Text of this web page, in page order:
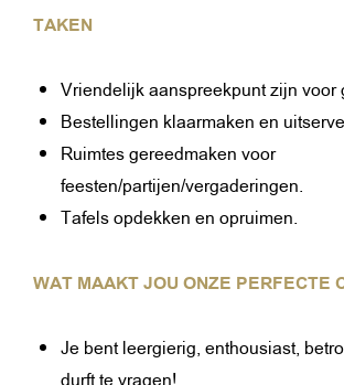
TAKEN
Vriendelijk aanspreekpunt zijn voor
Bestellingen klaarmaken en
Ruimtes gereedmaken voor
feesten/partijen/vergaderingen.
Tafels opdekken en opruimen.
WAT MAAKT JOU ONZE PERFECTE
Je bent leergierig, enthousiast,